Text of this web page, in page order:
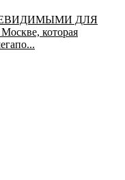
ДЛЯ
которая